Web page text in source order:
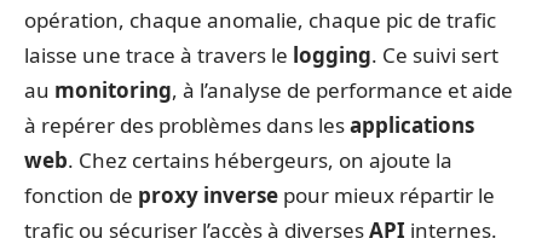
opération, chaque anomalie, chaque pic de trafic
laisse une trace à travers le logging. Ce suivi sert
au monitoring, à l’analyse de performance et aide
à repérer des problèmes dans lesapplications
web. Chez certains hébergeurs, on ajoute la
fonction de proxy inverse pour mieux répartir le
trafic ou sécuriser l’accès à diversesAPI internes.